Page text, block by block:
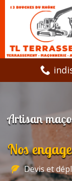
Artisan
Nos
Devis et